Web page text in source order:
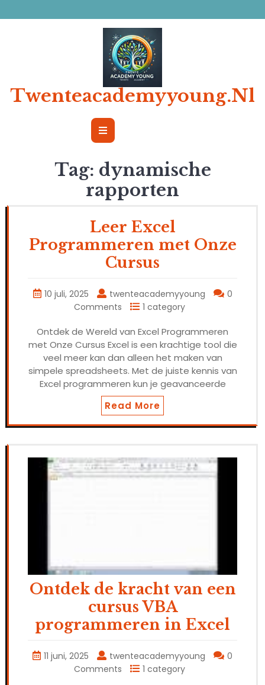
naar
Twenteacademyyoung.nl
Open
Tag: dynamische
rapporten
Leer Excel
Programmeren met Onze
Cursus
10 juli, 2025 twenteacademyyoung
0
Comments
1 category
Ontdek de Wereld van Excel Programmeren
met Onze Cursus Excel is een krachtige tool die
veel meer kan dan alleen het maken van
simpele spreadsheets. Met de juiste kennis van
Excel programmeren kun je geavanceerde
Read More
Ontdek de kracht van een
cursus VBA
programmeren in Excel
11 juni, 2025 twenteacademyyoung
0
Comments
1 category